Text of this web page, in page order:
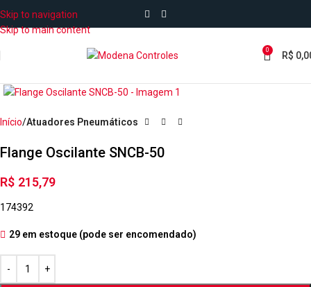
Skip to navigation
Skip to main content
0 R$
Início Atuadores Pneumáticos
Flange Oscilante SNCB-50
R$ 215,79
174392
29 em estoque (pode ser encomendado)